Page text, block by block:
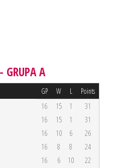
A
GP W L Points
16 15 1
31
16 15 1
31
16 10 6
26
16 8 8
24
16 6 10
22